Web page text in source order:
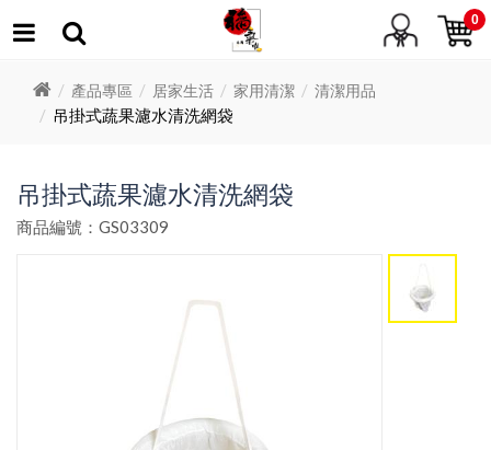
0
產品專區 居家生活 家用清潔 清潔用品
吊掛式蔬果濾水清洗網袋
吊掛式蔬果濾水清洗網袋
商品編號：GS03309